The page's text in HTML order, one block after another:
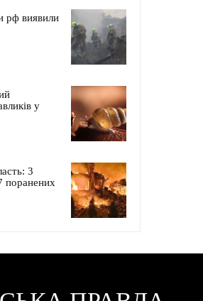
рф виявили
у
3
поранених